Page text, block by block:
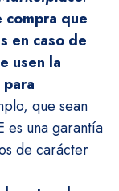
que
en caso de
usen la
que sean
es una garantía
de carácter